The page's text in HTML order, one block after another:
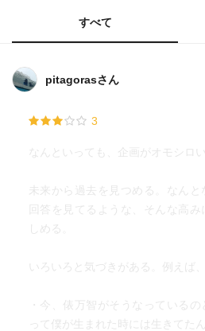
すべて
pitagorasさん
3
なんといっても、企画がオモシロい
未来から過去を見つめる。なんと
回答を見てるような、そんな高
しめる。
いろいろと気づきがある。例えば
・今、俵万智がそうなっているの
って僕が生まれた時には生きてたん